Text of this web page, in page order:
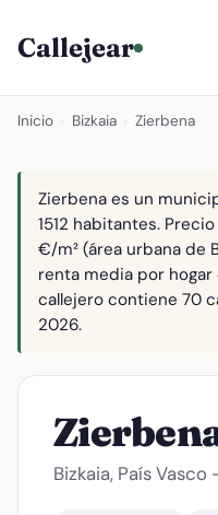
Callejear
Inicio Bizkaia Zierbena
Zierbena es un
1512 habitantes.
€/m² (área urbana de
renta media por hogar
callejero contiene 70
2026.
Bizkaia, País Vasco